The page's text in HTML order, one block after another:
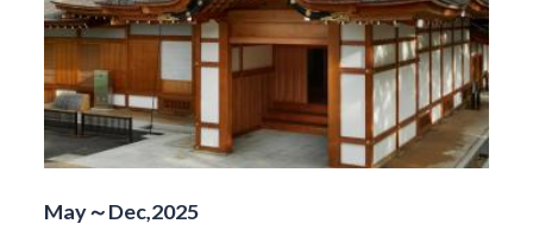
May～Dec,2025